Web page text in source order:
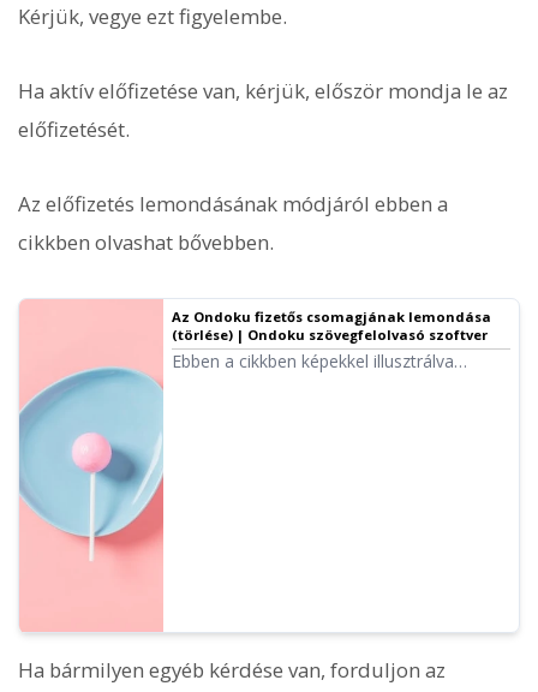
Kérjük, vegye ezt figyelembe.
Ha aktív előfizetése van, kérjük, először mondja le az
előfizetését.
Az előfizetés lemondásának módjáról ebben a
cikkben olvashat bővebben.
Az Ondoku fizetős csomagjának lemondása
(törlése) | Ondoku szövegfelolvasó szoftver
Ebben a cikkben képekkel illusztrálva
Ha bármilyen egyéb kérdése van, forduljon az